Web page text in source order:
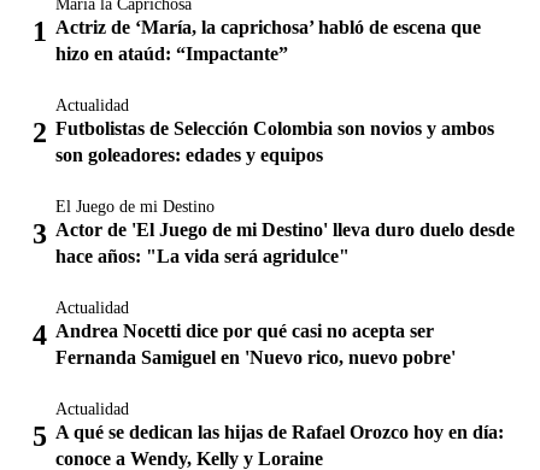
María la Caprichosa
Actriz de ‘María, la caprichosa’ habló de escena que
hizo en ataúd: “Impactante”
Actualidad
Futbolistas de Selección Colombia son novios y ambos
son goleadores: edades y equipos
El Juego de mi Destino
Actor de 'El Juego de mi Destino' lleva duro duelo desde
hace años: "La vida será agridulce"
Actualidad
Andrea Nocetti dice por qué casi no acepta ser
Fernanda Samiguel en 'Nuevo rico, nuevo pobre'
Actualidad
A qué se dedican las hijas de Rafael Orozco hoy en día:
conoce a Wendy, Kelly y Loraine